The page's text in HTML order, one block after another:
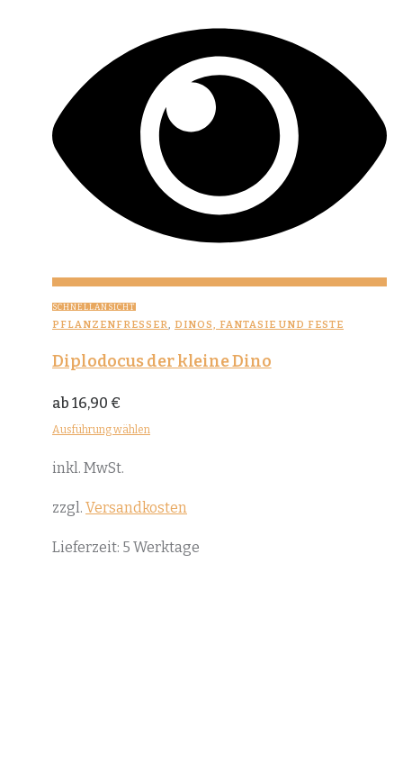
SCHNELLANSICHT
PFLANZENFRESSER, DINOS, FANTASIE UND FESTE
Diplodocus der kleine Dino
ab 16,90 €
Ausführung wählen
Produkt
weist
Varianten
inkl. MwSt.
zzgl. Versandkosten
Lieferzeit: 5 Werktage